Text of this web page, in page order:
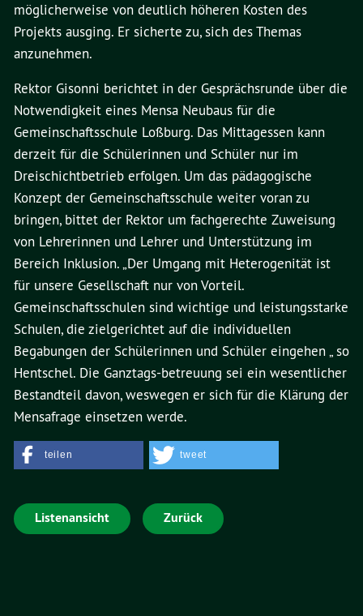
möglicherweise von deutlich höheren Kosten des
Projekts ausging. Er sicherte zu, sich des Themas
anzunehmen.
Rektor Gisonni berichtet in der Gesprächsrunde über die
Notwendigkeit eines Mensa Neubaus für die
Gemeinschaftsschule Loßburg. Das Mittagessen kann
derzeit für die Schülerinnen und Schüler nur im
Dreischichtbetrieb erfolgen. Um das pädagogische
Konzept der Gemeinschaftsschule weiter voran zu
bringen, bittet der Rektor um fachgerechte Zuweisung
von Lehrerinnen und Lehrer und Unterstützung im
Bereich Inklusion. „Der Umgang mit Heterogenität ist
für unsere Gesellschaft nur von Vorteil.
Gemeinschaftsschulen sind wichtige und leistungsstarke
Schulen, die zielgerichtet auf die individuellen
Begabungen der Schülerinnen und Schüler eingehen „ so
Hentschel. Die Ganztags-betreuung sei ein wesentlicher
Bestandteil davon, weswegen er sich für die Klärung der
Mensafrage einsetzen werde.
teilen tweet
Listenansicht Zurück